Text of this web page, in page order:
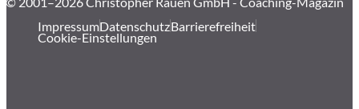
ImpressumDatenschutzBarrierefreiheit
Cookie-Einstellungen